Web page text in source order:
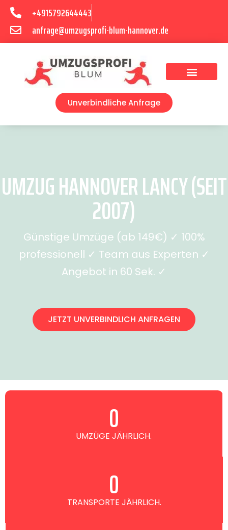
+4915792644443
anfrage@umzugsprofi-blum-hannover.de
Unverbindliche Anfrage
UMZUG HANNOVER LANCY (SEIT
2007)
Günstige Umzüge (ab 149€) ✓ 100%
professionell ✓ Team aus Experten ✓
Angebot in 60 Sek. ✓
JETZT UNVERBINDLICH ANFRAGEN
UMZÜGE JÄHRLICH.
0
TRANSPORTE JÄHRLICH.
0